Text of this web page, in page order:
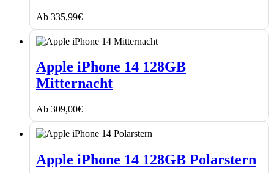
Gelb
Ab 335,99€
iPhone
14
128GB
Apple iPhone 14 128GB
Mitternacht
Ab 309,00€
iPhone
14
Apple iPhone 14 128GB Polarstern